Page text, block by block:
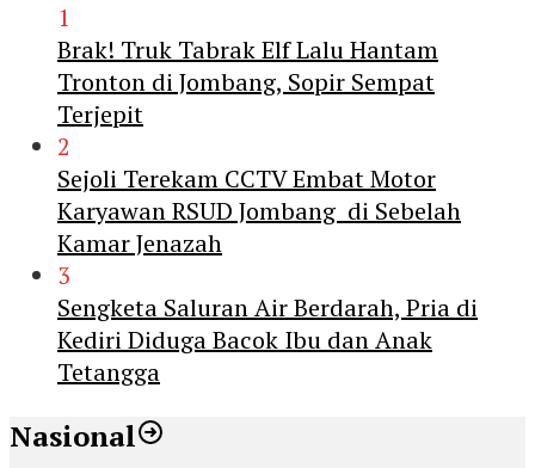
1
Brak! Truk Tabrak Elf Lalu Hantam
Tronton di Jombang, Sopir Sempat
Terjepit
2
Sejoli Terekam CCTV Embat Motor
Karyawan RSUD Jombang di Sebelah
Kamar Jenazah
3
Sengketa Saluran Air Berdarah, Pria di
Kediri Diduga Bacok Ibu dan Anak
Tetangga
Nasional